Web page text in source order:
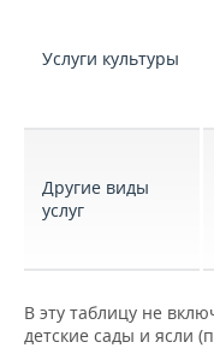
Услуги культуры
Другие виды
услуг
В эту таблицу не
детские сады и ясли